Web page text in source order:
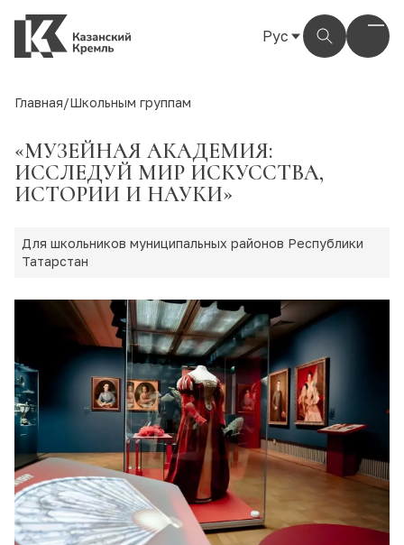
Рус
Главная/Школьным группам
«МУЗЕЙНАЯ АКАДЕМИЯ:
ИССЛЕДУЙ МИР ИСКУССТВА,
ИСТОРИИ И НАУКИ»
Для школьников муниципальных районов Республики
Татарстан